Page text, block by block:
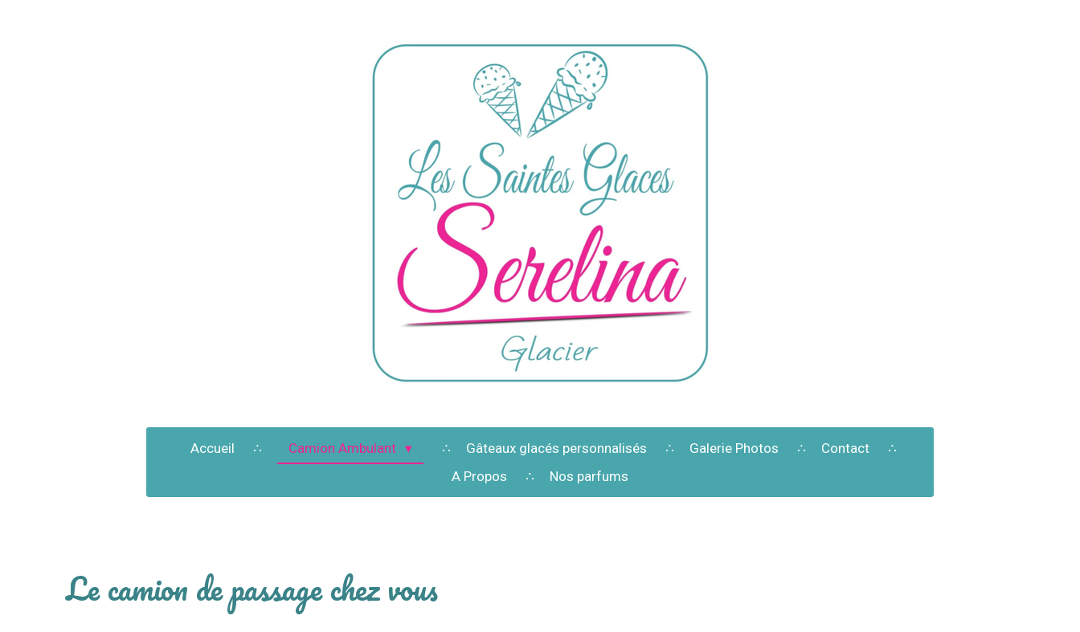
Accueil Camion Ambulant Gâteaux glacés personnalisés Galerie Photos
Contact
A Propos
Nos parfums
Le camion de passage chez vous